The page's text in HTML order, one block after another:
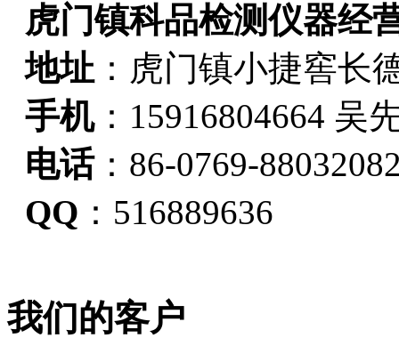
虎门镇科品检测仪器经
地址 ：虎门镇小捷窖长
手机：15916804664 吴
电话：86-0769-
QQ ：516889636
我们的客户